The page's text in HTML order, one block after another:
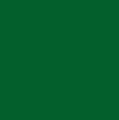
entscheidet sich